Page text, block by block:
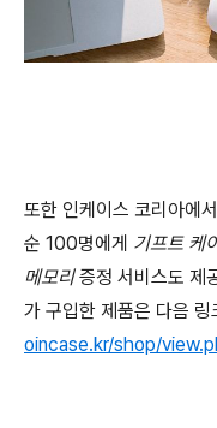
또한 인케이스 코리아에
순 100명에게 기프트 케
메모리증정 서비스도 제
가 구입한 제품은 다음
oincase.kr/shop/